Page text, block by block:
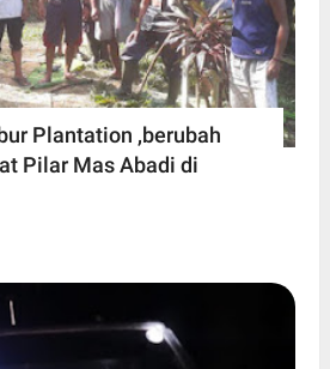
Plantation ,berubah
Pilar Mas Abadi di